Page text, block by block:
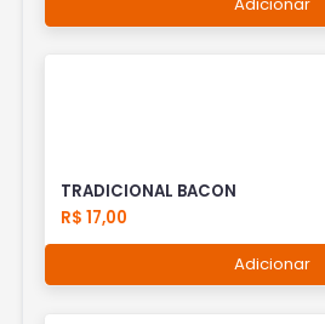
Adicionar
TRADICIONAL BACON
R$ 17,00
Adicionar